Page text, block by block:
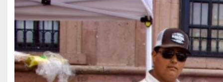
¿Cómo te podemos ayudar?
Trámites y servicios
Transparencia
Síguenos en línea
Entérate
Programas sociales
Dependencias
Conoce Coahuila
Publicaciones